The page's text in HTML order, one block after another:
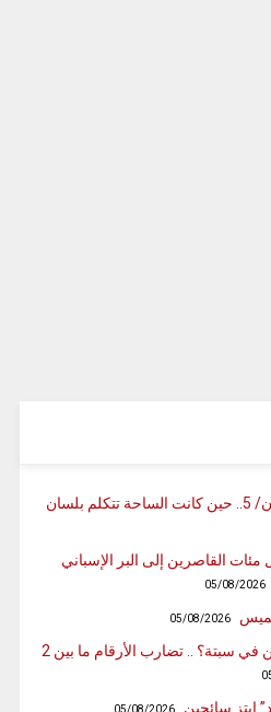
جامع الفنا كما سمعها كولان/ 5.. حين كانت الساحة تتكلم بلسان
مئات القاصرين إلى البر الإسباني
05/08/2026
05/08/2026
كم بقي فعلاً من المهاجرين في سبتة؟ .. تضارب الأرقام ما بين 2
ابتز سائحين